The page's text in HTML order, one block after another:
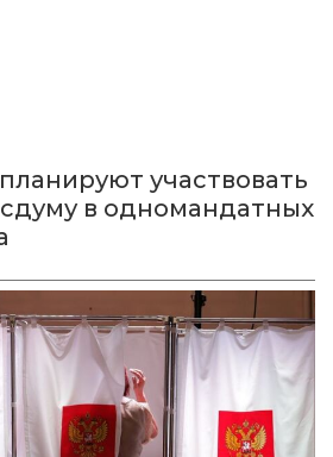
участвовать
в одномандатных